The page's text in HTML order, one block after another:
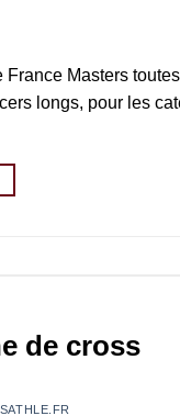
France Masters
longs, pour les
de cross